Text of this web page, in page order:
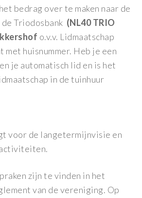
bedrag over te maken naar de
Triodosbank (NL40 TRIO
o.v.v. Lidmaatschap
met huisnummer. Heb je een
je automatisch lid en is het
in de tuinhuur
voor de langetermijnvisie en
zijn te vinden in het
van de vereniging. Op